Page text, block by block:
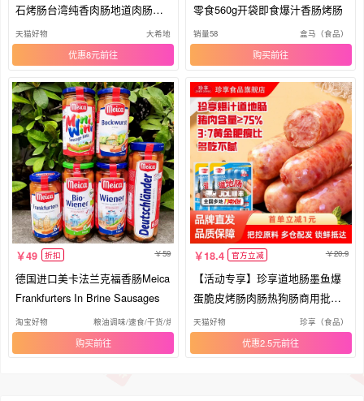
石烤肠台湾纯香肉肠地道肉肠无
添加
天猫好物 大希地
优惠8元
零食560g开袋即食爆汁香肠烤肠
销量58 盒马（食品）
购买
49 折扣 59
德国进口美卡法兰克福香肠Meica
Frankfurters In Brine Sausages
淘宝好物 粮油调味/速食/干货/烘焙
购买
18.4 官方立减 20.9
【活动专享】珍享道地肠墨鱼爆
蛋脆皮烤肠肉肠热狗肠商用批发
速食
天猫好物 珍享（食品）
优惠2.5元